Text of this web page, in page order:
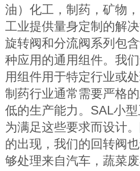
油）化工，制药，矿物
工业提供量身定制的解
旋转阀和分流阀系列包
种应用的通用组件。我
用组件用于特定行业或处
制药行业通常需要严格
低的生产能力。SAL小
为满足这些要求而设计
的出现，我们的回转阀
够处理来自汽车，蔬菜